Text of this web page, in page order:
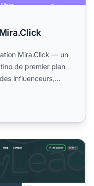
Mira.Click — un
de premier plan
influenceurs,